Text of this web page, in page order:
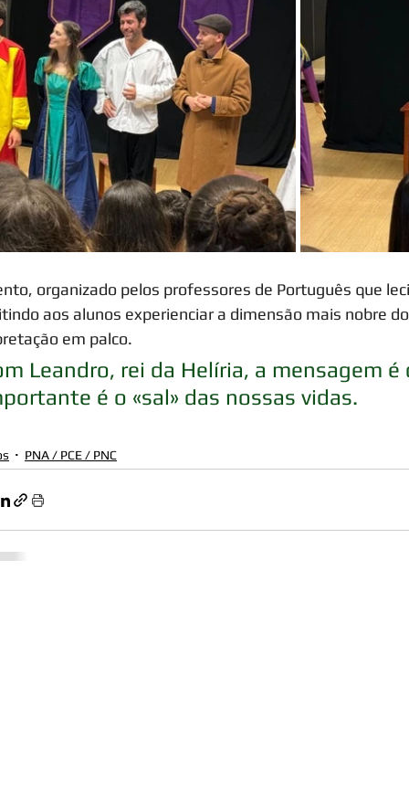
aos alunos experienciar a dimensão mais nobre
em palco.
Leandro, rei da Helíria, a mensagem
é o «sal» das nossas vidas.
PNA / PCE / PNC